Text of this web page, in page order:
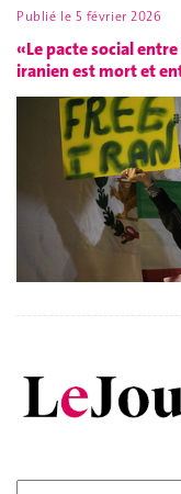
Publié le 5 février 2026
«Le pacte social
iranien est mort et